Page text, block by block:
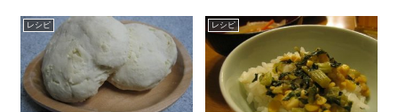
レシピ レシピ